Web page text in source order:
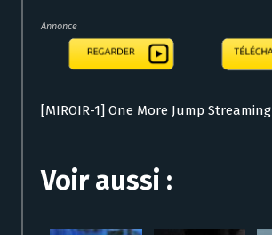
Annonce
[MIROIR-1] One More Jump Streaming
Voir aussi :